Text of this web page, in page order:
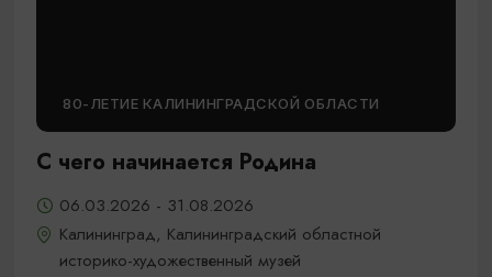
80-ЛЕТИЕ КАЛИНИНГРАДСКОЙ ОБЛАСТИ
С чего начинается Родина
06.03.2026 - 31.08.2026
Калининград, Калининградский областной
историко-художественный музей